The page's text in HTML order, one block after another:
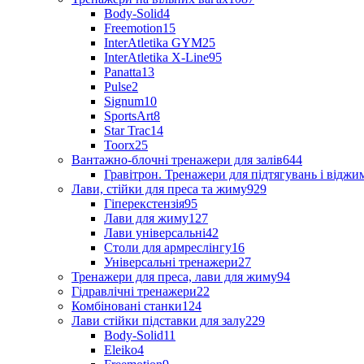
Body-Solid4
Freemotion15
InterAtletika GYM25
InterAtletika X-Line95
Panatta13
Pulse2
Signum10
SportsArt8
Star Trac14
Toorx25
Вантажно-блочні тренажери для залів644
Гравітрон. Тренажери для підтягувань і
Лави, стійки для преса та жиму929
Гіперекстензія95
Лави для жиму127
Лави універсальні42
Столи для армреслінгу16
Універсальні тренажери27
Тренажери для преса, лави для жиму94
Гідравлічні тренажери22
Комбіновані станки124
Лави стійки підставки для залу229
Body-Solid11
Eleiko4